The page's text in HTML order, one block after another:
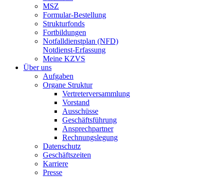
MSZ
Formular-Bestellung
Strukturfonds
Fortbildungen
Notfalldienstplan (NFD)
Notdienst-Erfassung
Meine KZVS
Über uns
Aufgaben
Organe Struktur
Vertreterversammlung
Vorstand
Ausschüsse
Geschäftsführung
Ansprechpartner
Rechnungslegung
Datenschutz
Geschäftszeiten
Karriere
Presse